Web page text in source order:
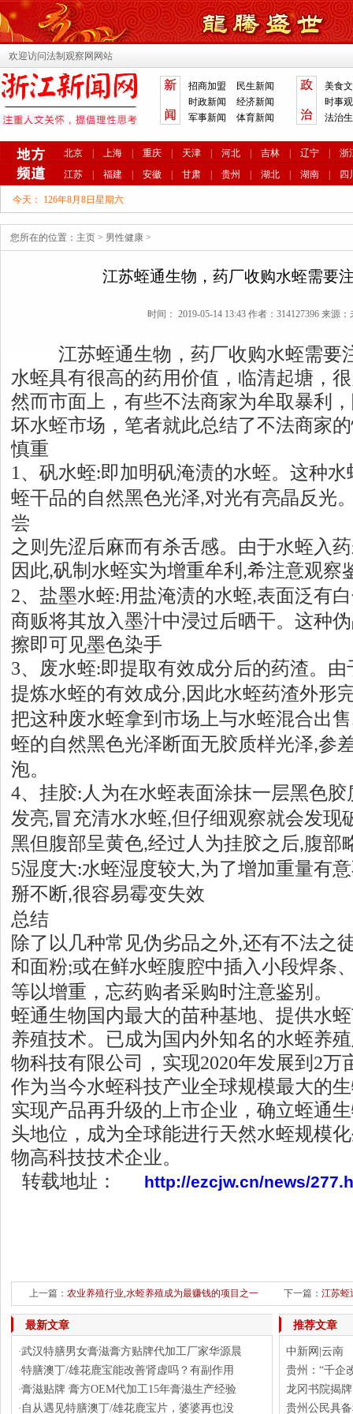
欢迎访问法制观察网网站
招商加盟
民生新闻
时政新闻
经济新闻
军事新闻
体育新闻
美食
时事
法治
北京 上海 重庆 天津 河北 吉林 辽宁
浙
江苏
福建 安徽 甘肃 贵州 湖北 湖南 四
今天： 126年8月8日星期六
您所在的位置： 主页 > 男性健康 >
江苏蛭通生物，药厂收购水蛭需要
时间： 2019-05-14 13:43 作者：314127396 来源
江苏蛭通生物，药厂收购水蛭需要
水蛭具有很高的药用价值，临清起塘，
然而市面上，有些不法商家为牟取暴利
坏水蛭市场，笔者就此总结了不法商家
慎重
1 、矾水蛭:即加明矾淹渍的水蛭。这种
蛭干品的自然黑色光泽,对光有亮晶反光
尝
之则先涩后麻而有杀舌感。由于水蛭入
因此,矾制水蛭实为增重牟利 ,希注意观察
2、盐墨水蛭:用盐淹渍的水蛭,表面泛有
商贩将其放入墨汁中浸过后晒干。这种
擦即可见墨色染手
3、废水蛭:即提取有效成分后的药渣。
提炼水蛭的有效成分,因此水蛭药渣外形
把这种废水蛭拿到市场上与水蛭混合出售
蛭的自然黑色光泽断面无胶质样光泽,参
泡。
4、挂胶: 人为在水蛭表面涂抹一层黑色胶
发亮,冒充清水水蛭,但仔细观察就会发现
黑但腹部呈黄色,经过人为挂胶之后,腹部
5湿度大:水蛭湿度较大,为了增加重量有
掰不断,很容易霉变失效
总结
除了以几种常见伪劣品之外,还有不法之
和面粉;或在鲜水蛭腹腔中插入小段焊条
等以增重，忘药购者采购时注意鉴别。
蛭通生物国内最大的苗种基地、提供水
养殖技术。已成为国内外知名的水蛭养
物科技有限公司，实现2020年发展到 2万
作为当今水蛭科技产业全球规模最大的
实现产品再升级的上市企业，确立蛭通
头地位，成为全球能进行天然水蛭规模
物高科技技术企业。
转载地址：
http://ezcjw.cn/news/
上一篇： 农业养殖行业,水蛭养殖成为最赚钱的项目之一 下一篇： 江苏蛭
最新文章
·武汉特膳男女膏滋膏方贴牌代加工厂家华源晨
·特膳澳丁/雄花鹿宝能改善肾虚吗？有副作用
·膏滋贴牌 膏方OEM代加工15年膏滋生产经验
· 自从遇见特膳澳丁/雄花鹿宝片，婆婆再也没
推荐文章
中新网|云南
贵州：“千企
龙冈书院揭
贵州公民具